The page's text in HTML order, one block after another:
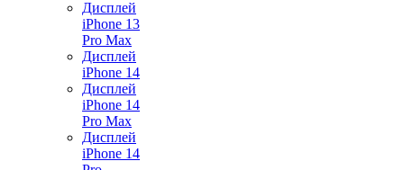
Дисплей
iPhone 13
Pro Max
Дисплей
iPhone 14
Дисплей
iPhone 14
Pro Max
Дисплей
iPhone 14